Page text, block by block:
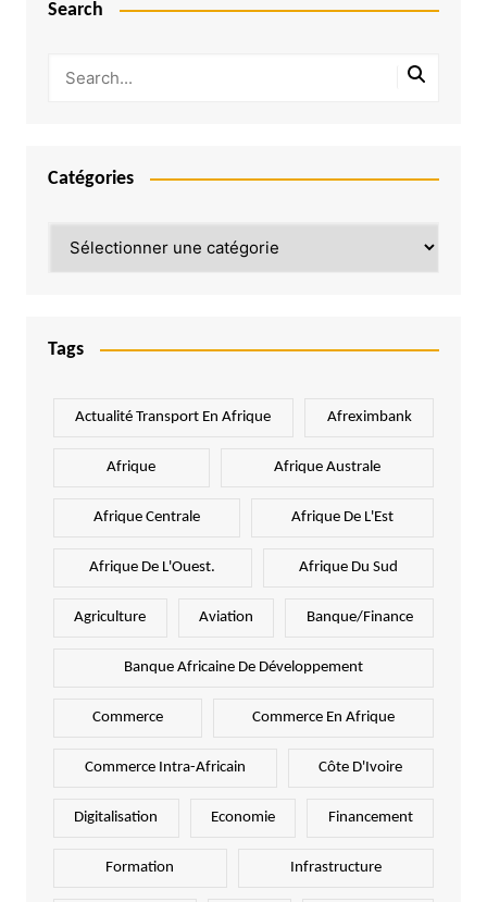
Search
Catégories
Tags
Actualité Transport En Afrique Afreximbank
Afrique Afrique Australe
Afrique Centrale Afrique De L'Est
Afrique De L'Ouest. Afrique Du Sud
Agriculture Aviation Banque/Finance
Banque Africaine De Développement
Commerce Commerce En Afrique
Commerce Intra-Africain Côte D'Ivoire
Digitalisation Economie Financement
Formation Infrastructure